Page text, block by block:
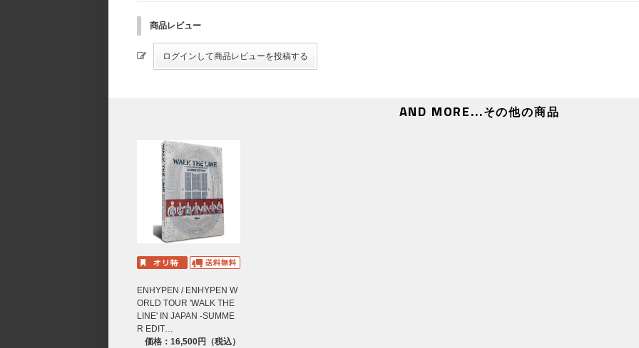
・DIGIPACK
サイズ：140 x 188 x 18mm
字幕：日本語
(DISC 3)
アスペクト：1080i High Definition ／ 16:9
音声：DTS-HD Master Audio 5.1chサラウンド
字幕：日本語(ON/OFF有)
デュレーション：
DISC 1 ABOUT 158 MINS
DISC 2 ABOUT 98 MIN
DISC 3 ABOUT 123 MIN
サイズ：70 x 185mm / 7種 1セット
・PHOTO CARD SET
サイズ：55 x 85mm / 7枚 1セット
商品レビュー
AND MORE...その他の商品
ENHYPEN / ENHYPEN W
ORLD TOUR 'WALK THE
LINE' IN JAPAN -SUMME
R EDIT…
価格：16,500円（税込）